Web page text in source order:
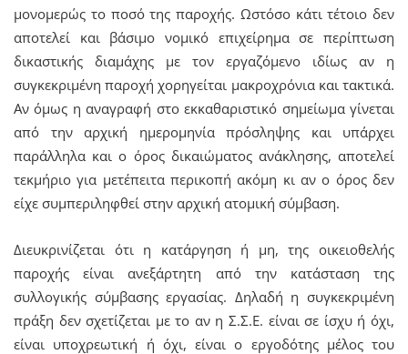
μονομερώς το ποσό της παροχής. Ωστόσο κάτι τέτοιο δεν
αποτελεί και βάσιμο νομικό επιχείρημα σε περίπτωση
δικαστικής διαμάχης με τον εργαζόμενο ιδίως αν η
συγκεκριμένη παροχή χορηγείται μακροχρόνια και τακτικά.
Αν όμως η αναγραφή στο εκκαθαριστικό σημείωμα γίνεται
από την αρχική ημερομηνία πρόσληψης και υπάρχει
παράλληλα και ο όρος δικαιώματος ανάκλησης, αποτελεί
τεκμήριο για μετέπειτα περικοπή ακόμη κι αν ο όρος δεν
είχε συμπεριληφθεί στην αρχική ατομική σύμβαση.
Διευκρινίζεται ότι η κατάργηση ή μη, της οικειοθελής
παροχής είναι ανεξάρτητη από την κατάσταση της
συλλογικής σύμβασης εργασίας. Δηλαδή η συγκεκριμένη
πράξη δεν σχετίζεται με το αν η Σ.Σ.Ε. είναι σε ίσχυ ή όχι,
είναι υποχρεωτική ή όχι, είναι ο εργοδότης μέλος του